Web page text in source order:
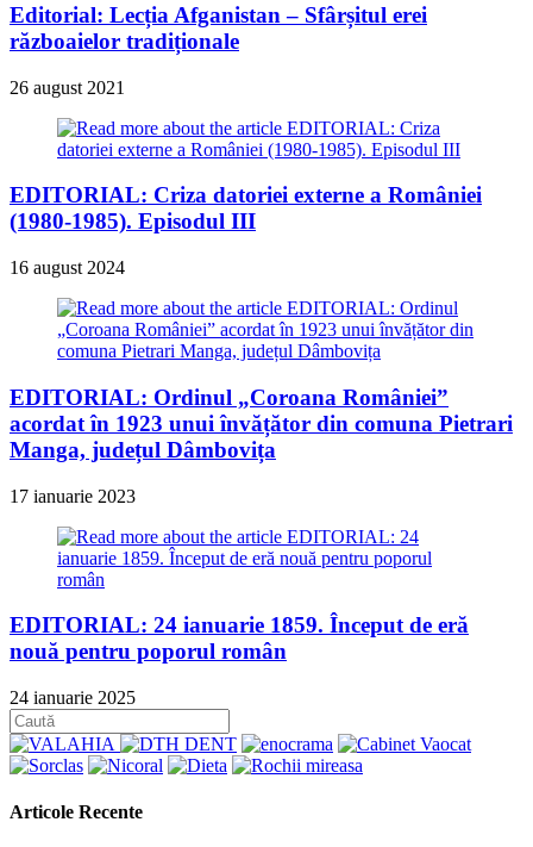
Editorial: Lecția Afganistan – Sfârșitul erei
războaielor tradiționale
26 august 2021
EDITORIAL: Criza datoriei externe a României
(1980-1985). Episodul III
16 august 2024
EDITORIAL: Ordinul „Coroana României”
acordat în 1923 unui învățător din comuna Pietrari
Manga, județul Dâmbovița
17 ianuarie 2023
EDITORIAL: 24 ianuarie 1859. Început de eră
nouă pentru poporul român
24 ianuarie 2025
Articole Recente